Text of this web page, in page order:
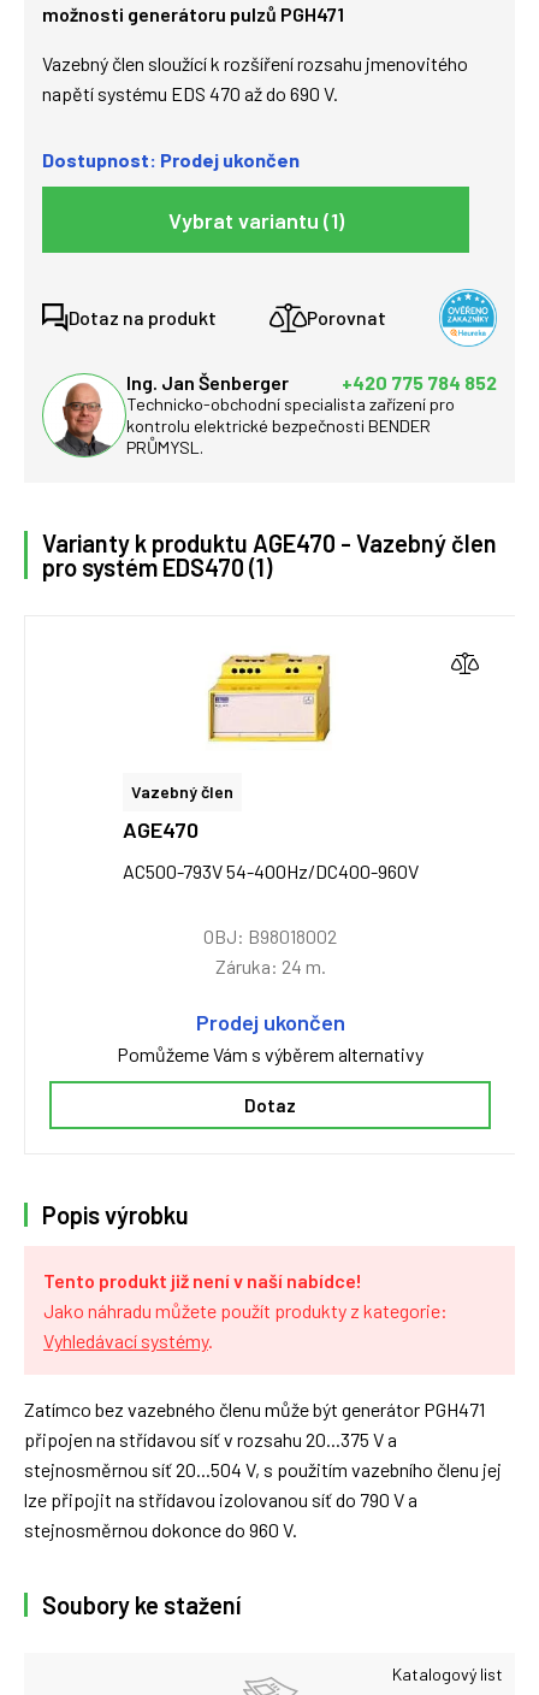
možnosti generátoru pulzů PGH471
Vazebný člen sloužící k rozšíření rozsahu jmenovitého
napětí systému EDS 470 až do 690 V.
Dostupnost: Prodej ukončen
Vybrat variantu (1)
Dotaz na produkt Porovnat
Ing. Jan Šenberger +420 775 784 852
Technicko-obchodní specialista zařízení pro
kontrolu elektrické bezpečnosti BENDER
PRŮMYSL.
Varianty k produktu AGE470 - Vazebný člen
pro systém EDS470 (1)
Vazebný člen
AGE470
AC500-793V 54-400Hz/DC400-960V
OBJ: B98018002
Záruka: 24 m.
Prodej ukončen
Pomůžeme Vám s výběrem alternativy
Dotaz
Popis výrobku
Tento produkt již není v naší nabídce!
Jako náhradu můžete použít produkty z kategorie:
Vyhledávací systémy.
Zatímco bez vazebného členu může být generátor PGH471
připojen na střídavou síť v rozsahu 20...375 V a
stejnosměrnou síť 20...504 V, s použitím vazebního členu jej
lze připojit na střídavou izolovanou síť do 790 V a
stejnosměrnou dokonce do 960 V.
Soubory ke stažení
Katalogový list